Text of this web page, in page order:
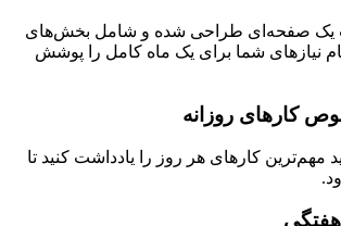
یک صفحه‌ای طراحی شده و شامل بخش‌های
نیازهای شما برای یک ماه کامل را پوشش
مهم‌ترین کارهای هر روز را یادداشت کنید تا